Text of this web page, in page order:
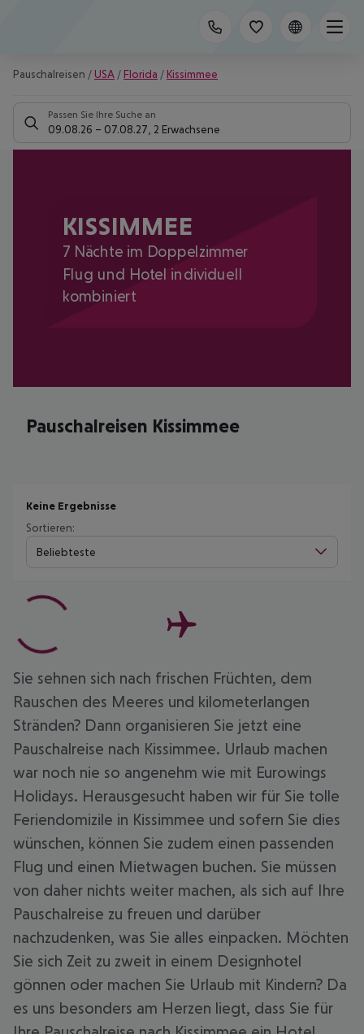
Pauschalreisen /USA / Florida / Kissimmee
Passen Sie Ihre Suche an
09.08.26 – 07.08.27 2 Erwachsene
KISSIMMEE
7 Nächte im Doppelzimmer
Flug und Hotel individuell
kombiniert
Pauschalreisen Kissimmee
Keine Ergebnisse
Sortieren:
Beliebteste
Sie sehnen sich nach frischen Früchten, dem
Rauschen des Meeres und kilometerlangen
Stränden? Dann organisieren Sie jetzt eine
Pauschalreise nach Kissimmee. Urlaub machen
war noch nie so angenehm wie mit Eurowings
Holidays. Herausgesucht haben wir für Sie tolle
Feriendomizile in Kissimmee und sofern Sie dies
wünschen, können Sie zudem einen passenden
Flug und einen Mietwagen buchen. Sie müssen
von daher nichts weiter machen, als sich auf Ihre
Pauschalreise zu freuen und darüber
nachzudenken, was Sie alles einpacken. Möchten
Sie sich Zeit zu zweit in einem Designhotel
gönnen oder machen Sie Urlaub mit Kindern? Da
es uns besonders am Herzen liegt, dass Sie für